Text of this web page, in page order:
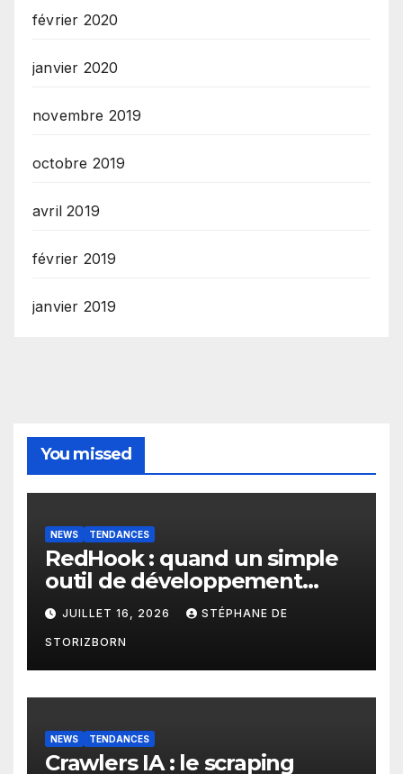
février 2020
janvier 2020
novembre 2019
octobre 2019
avril 2019
février 2019
janvier 2019
You missed
NEWS TENDANCES
RedHook : quand un simple
outil de développement
Android devient une porte
d’entrée pour les
cybercriminels
JUILLET 16, 2026 STÉPHANE DE
STORIZBORN
NEWS TENDANCES
Crawlers IA : le scraping